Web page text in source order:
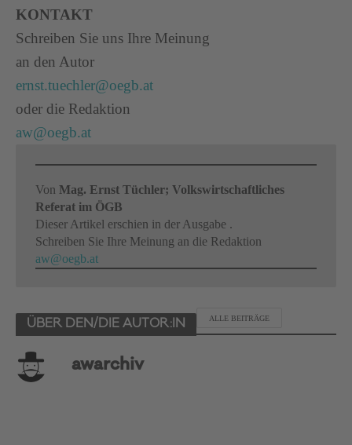
KONTAKT
Schreiben Sie uns Ihre Meinung
an den Autor
ernst.tuechler@oegb.at
oder die Redaktion
aw@oegb.at
Von Mag. Ernst Tüchler; Volkswirtschaftliches
Referat im ÖGB
Dieser Artikel erschien in der Ausgabe .
Schreiben Sie Ihre Meinung an die Redaktion
aw@oegb.at
ÜBER DEN/DIE AUTOR:IN
ALLE BEITRÄGE
awarchiv